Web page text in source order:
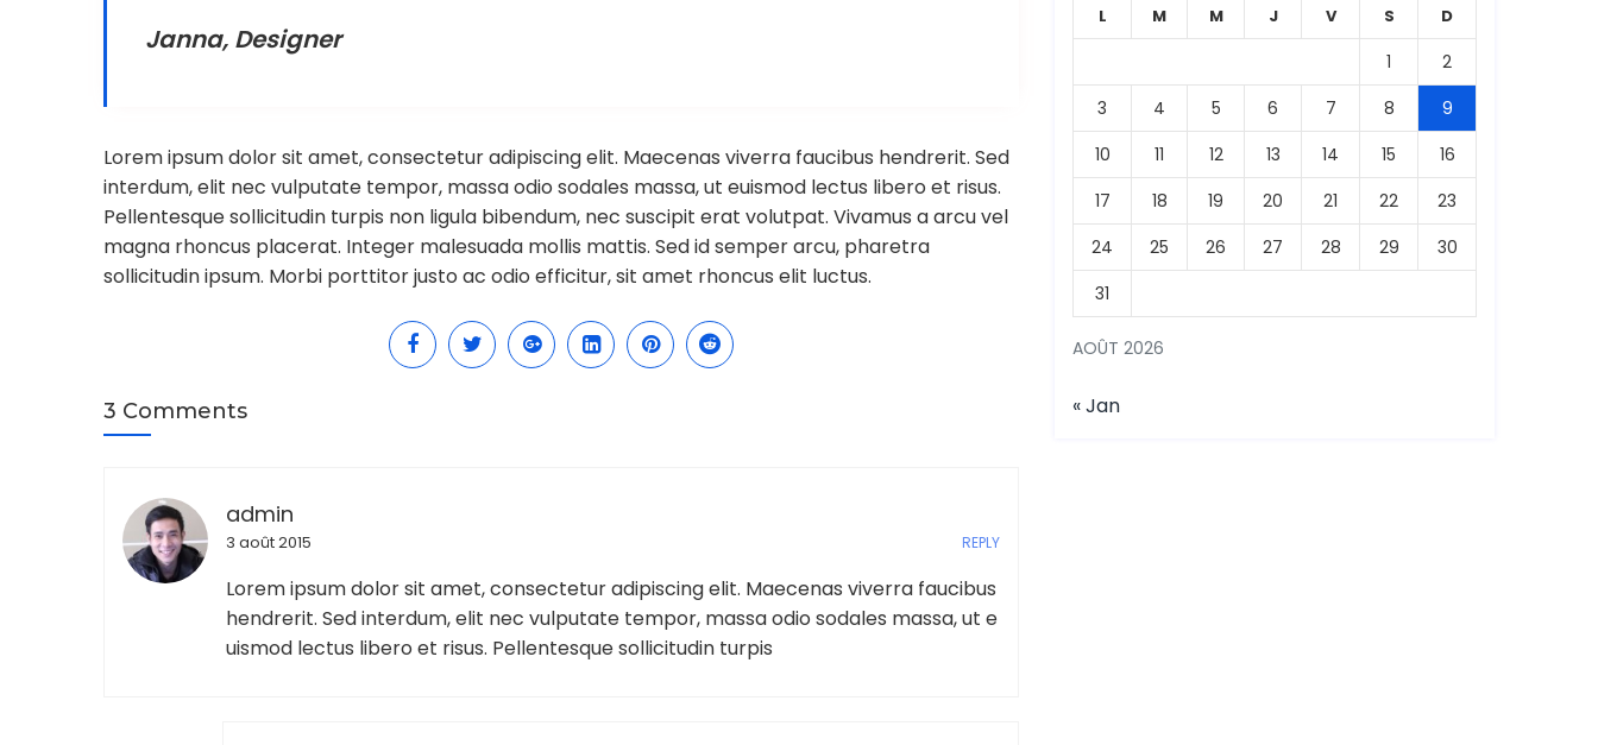
Janna, Designer
Lorem ipsum dolor sit amet, consectetur adipiscing elit. Maecenas viverra faucibus hendrerit. Sed
interdum, elit nec vulputate tempor, massa odio sodales massa, ut euismod lectus libero et risus.
Pellentesque sollicitudin turpis non ligula bibendum, nec suscipit erat volutpat. Vivamus a arcu vel
magna rhoncus placerat. Integer malesuada mollis mattis. Sed id semper arcu, pharetra
sollicitudin ipsum. Morbi porttitor justo ac odio efficitur, sit amet rhoncus elit luctus.
3 Comments
admin
3 août 2015 REPLY
Lorem ipsum dolor sit amet, consectetur adipiscing elit. Maecenas viverra faucibus
hendrerit. Sed interdum, elit nec vulputate tempor, massa odio sodales massa, ut e
uismod lectus libero et risus. Pellentesque sollicitudin turpis
AOÛT 2026
L M M J V S D
1
2
3
4 5 6 7 8
9
10
11 12 13 14 15
16
17
18 19 20 21 22
23
24
25 26 27 28 29
30
31
« Jan